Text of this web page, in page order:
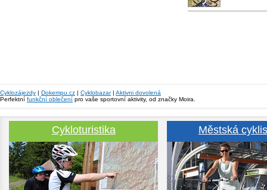
Cyklozájezdy | Dokempu.cz | Cyklobazar| Aktivni dovolená
Perfektní funkční oblečení pro vaše sportovní aktivity, od značky Moira.
Cykloturistika Městská